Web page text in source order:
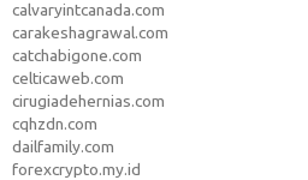
calvaryintcanada.com
carakeshagrawal.com
catchabigone.com
celticaweb.com
cirugiadehernias.com
cqhzdn.com
dailfamily.com
forexcrypto.my.id